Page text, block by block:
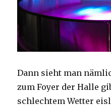
Dann sieht man
zum Foyer der Halle
schlechtem Wetter